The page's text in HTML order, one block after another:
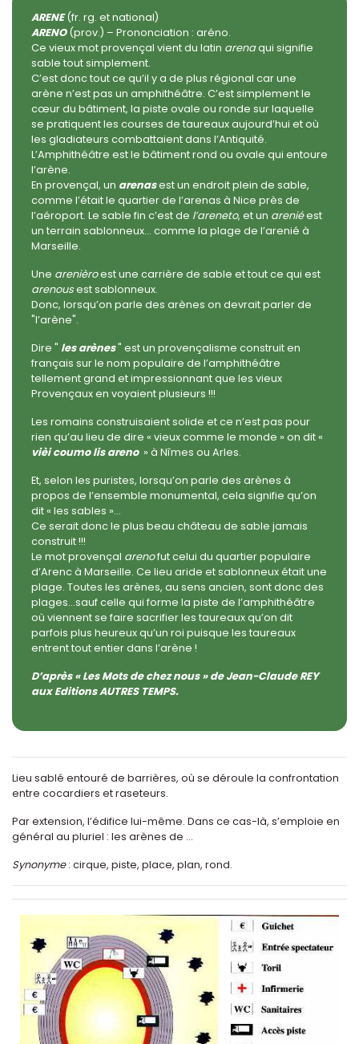
ARENE (fr. rg. et national)
ARENO (prov.) – Prononciation : aréno.
Ce vieux mot provençal vient du latin arenaqui signifie
sable tout simplement.
C’est donc tout ce qu’il y a de plus régional car une
arène n’est pas un amphithéâtre. C’est simplement le
cœur du bâtiment, la piste ovale ou ronde sur laquelle
se pratiquent les courses de taureaux aujourd’hui et où
les gladiateurs combattaient dans l’Antiquité.
L’Amphithéâtre est le bâtiment rond ou ovale qui entoure
l’arène.
En provençal, un arenasest un endroit plein de sable,
comme l’était le quartier de l’arenas à Nice près de
l’aéroport. Le sable fin c’est de l’areneto, et un areniéest
un terrain sablonneux… comme la plage de l’arenié à
Marseille.
Une arenièroest une carrière de sable et tout ce qui est
arenousest sablonneux.
Donc, lorsqu’on parle des arènes on devrait parler de
"l’arène".
Dire " les arènes" est un provençalisme construit en
français sur le nom populaire de l’amphithéâtre
tellement grand et impressionnant que les vieux
Provençaux en voyaient plusieurs !!!
Les romains construisaient solide et ce n’est pas pour
rien qu’au lieu de dire « vieux comme le monde » on dit «
vièi coumo lis areno » à Nîmes ou Arles.
Et, selon les puristes, lorsqu’on parle des arènes à
propos de l’ensemble monumental, cela signifie qu’on
dit « les sables »…
Ce serait donc le plus beau château de sable jamais
construit !!!
Le mot provençal arenofut celui du quartier populaire
d’Arenc à Marseille. Ce lieu aride et sablonneux était une
plage. Toutes les arènes, au sens ancien, sont donc des
plages…sauf celle qui forme la piste de l’amphithéâtre
où viennent se faire sacrifier les taureaux qu’on dit
parfois plus heureux qu’un roi puisque les taureaux
entrent tout entier dans l’arène !
D’après « Les Mots de chez nous » de Jean-Claude REY
aux Editions AUTRES TEMPS.
Lieu sablé entouré de barrières, où se déroule la confrontation
entre cocardiers et raseteurs.
Par extension, l’édifice lui-même. Dans ce cas-là, s’emploie en
général au pluriel : les arènes de ...
Synonyme: cirque, piste, place, plan, rond.